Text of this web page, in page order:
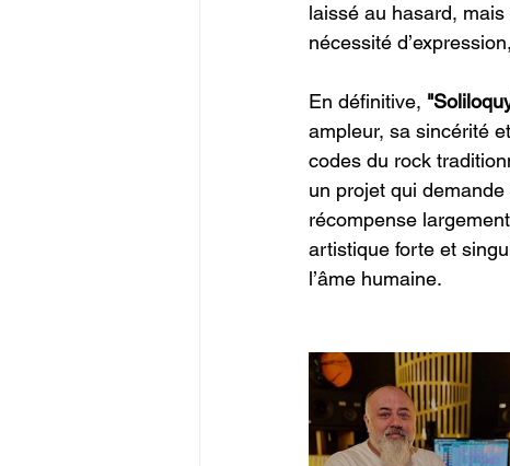
laissé au hasard,
nécessité
En définitive,
ampleur, sa sincérité
codes du rock
un projet qui
récompense
artistique forte et
l’âme humaine.